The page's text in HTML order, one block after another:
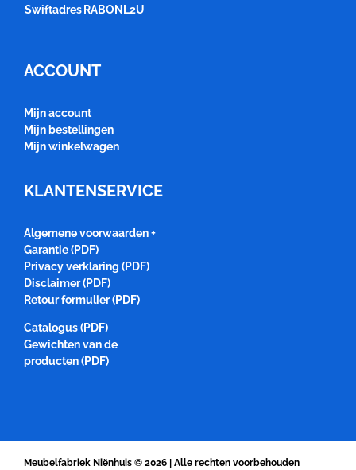
Swiftadres RABONL2U
ACCOUNT
Mijn account
Mijn bestellingen
Mijn winkelwagen
KLANTENSERVICE
Algemene voorwaarden +
Garantie (PDF)
Privacy verklaring (PDF)
Disclaimer (PDF)
Retour formulier (PDF)
Catalogus (PDF)
Gewichten van de
producten (PDF)
Meubelfabriek Niënhuis © 2026 | Alle rechten voorbehouden